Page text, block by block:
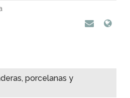
porcelanas y